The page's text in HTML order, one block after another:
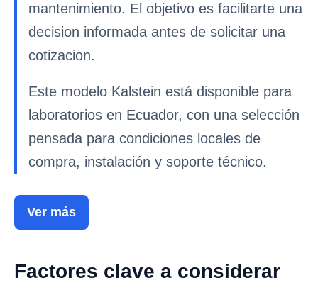
mantenimiento. El objetivo es facilitarte una
decision informada antes de solicitar una
cotizacion.
Este modelo Kalstein está disponible para
laboratorios en Ecuador, con una selección
pensada para condiciones locales de
compra, instalación y soporte técnico.
Ver más
Factores clave a considerar